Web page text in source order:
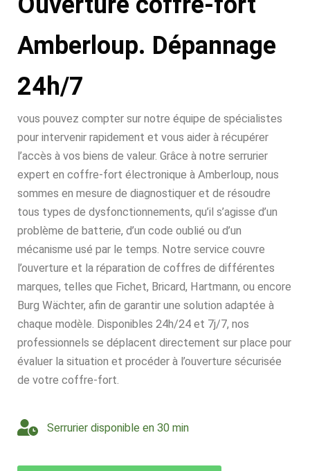
Amberloup. Dépannage
24h/7
vous pouvez compter sur notre équipe de spécialistes
pour intervenir rapidement et vous aider à récupérer
l’accès à vos biens de valeur. Grâce à notre serrurier
expert en coffre-fort électronique à Amberloup, nous
sommes en mesure de diagnostiquer et de résoudre
tous types de dysfonctionnements, qu’il s’agisse d’un
problème de batterie, d’un code oublié ou d’un
mécanisme usé par le temps. Notre service couvre
l’ouverture et la réparation de coffres de différentes
marques, telles que Fichet, Bricard, Hartmann, ou encore
Burg Wächter, afin de garantir une solution adaptée à
chaque modèle. Disponibles 24h/24 et 7j/7, nos
professionnels se déplacent directement sur place pour
évaluer la situation et procéder à l’ouverture sécurisée
de votre coffre-fort.
Serrurier disponible en 30 min